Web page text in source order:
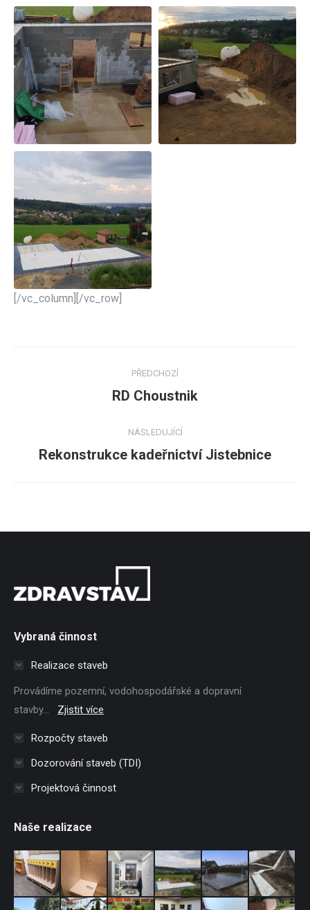
[/vc_column][/vc_row]
navigation
PŘEDCHOZÍ
Previous
RD Choustnik
NÁSLEDUJÍCÍ
Next
Rekonstrukce kadeřnictví Jistebnice
Vybraná činnost
Realizace staveb
Provádíme pozemní, vodohospodářské a dopravní
stavby... Zjistit více
Rozpočty staveb
Dozorování staveb (TDI)
Projektová činnost
Naše realizace